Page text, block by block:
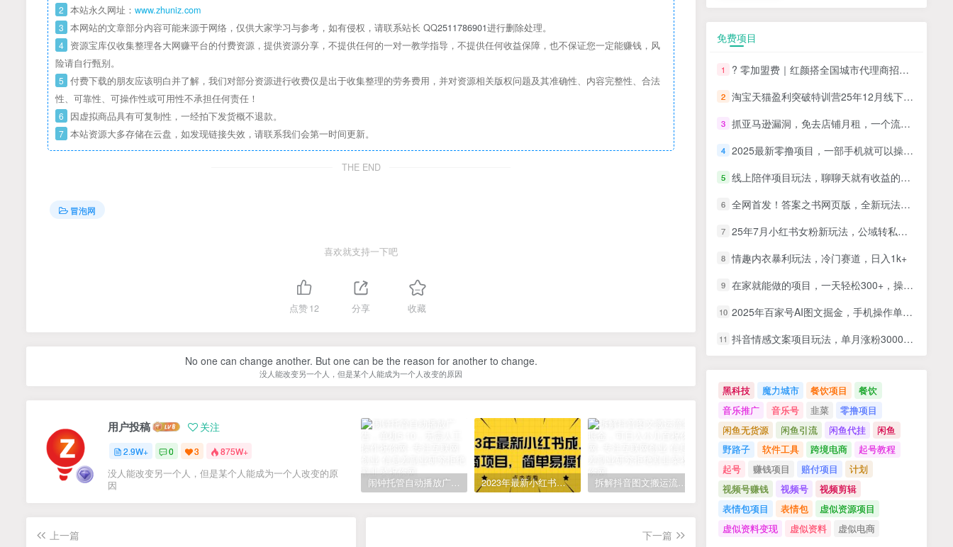
2 本站永久网址： www.zhuniz.com
3 本网站的文章部分内容可能来源于网络，仅供大家学习与参考，如有侵权，请联系站长 QQ2511786901进行删除处理。
4 资源宝库仅收集整理各大网赚平台的付费资源，提供资源分享，不提供任何的一对一教学指导，不提供任何收益保障，也不保证您一定能赚钱，风
险请自行甄别。
5 付费下载的朋友应该明白并了解，我们对部分资源进行收费仅是出于收集整理的劳务费用，并对资源相关版权问题及其准确性、内容完整性、合法
性、可靠性、可操作性或可用性不承担任何责任！
6 因虚拟商品具有可复制性，一经拍下发货概不退款。
7 本站资源大多存储在云盘，如发现链接失效，请联系我们会第一时间更新。
THE END
冒泡网
喜欢就支持一下吧
点赞12 分享 收藏
No one can change another. But one can be the reason for another to change.
没人能改变另一个人，但是某个人能成为一个人改变的原因
用户投稿 关注
2.9W+ 0 3 875W+
没人能改变另一个人，但是某个人能成为一个人改变的原
因
闹钟托管自动播放广告，单机5-10，无需人工操作 2023年最新小红书成人电商项目，简单易操作【详细教程】 拆解抖音图文搬运流量掘金，可日入小几百 快手星火计划项目玩法，零门槛，单视频收益5000+，保姆级教程
上一篇
下一篇
免费项目
1 ? 零加盟费｜红颜搭全国城市代理商招募正式启动！
2 淘宝天猫盈利突破特训营25年12月线下课，系统性的深度剖析电商企业经营之道，打造电商标准化运营体系
3 抓亚马逊漏洞，免去店铺月租，一个流量大竞争小，让你有机会成大卖的赛道
4 2025最新零撸项目，一部手机就可以操作，20秒一单，零投入纯薅羊毛，无门槛，一天200+【揭秘】
5 线上陪伴项目玩法，聊聊天就有收益的项目，一个月收益5000+
6 全网首发！答案之书网页版，全新玩法，搭配文档和网页，日入1k+零门槛小白首选副业
7 25年7月小红书女粉新玩法，公域转私域变现，日轻松变现2张+，5分钟简单复制好上手
8 情趣内衣暴利玩法，冷门赛道，日入1k+
9 在家就能做的项目，一天轻松300+，操作简单上手快
10 2025年百家号AI图文掘金，手机操作单号月入4-5位数，低门槛【附指令+工具】
11 抖音情感文案项目玩法，单月涨粉3000+，新手小白也能做
黑科技 魔力城市 餐饮项目
餐饮
音乐推广
音乐号 韭菜
零撸项目
闲鱼无货源
闲鱼引流 闲鱼代挂
闲鱼
野路子
软件工具 跨境电商
起号教程
起号
赚钱项目 赔付项目
计划
视频号赚钱
视频号
视频剪辑
表情包项目
表情包
虚似资源项目
虚似资料变现
虚似资料 虚似电商